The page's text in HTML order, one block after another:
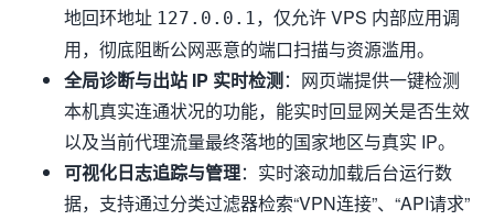
地回环地址 127.0.0.1，仅允许 VPS 内部应用调
用，彻底阻断公网恶意的端口扫描与资源滥用。
全局诊断与出站 IP 实时检测：网页端提供一键检测
本机真实连通状况的功能，能实时回显网关是否生效
以及当前代理流量最终落地的国家地区与真实 IP。
可视化日志追踪与管理：实时滚动加载后台运行数
据，支持通过分类过滤器检索“VPN连接”、“API请求”